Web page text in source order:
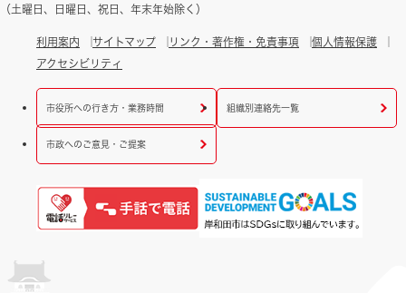
（土曜日、日曜日、祝日、年末年始除く）
利用案内 サイトマップ リンク・著作権・免責事項
個人情報保護
アクセシビリティ
市役所への行き方・業務時間 組織別連絡先一覧
市政へのご意見・ご提案